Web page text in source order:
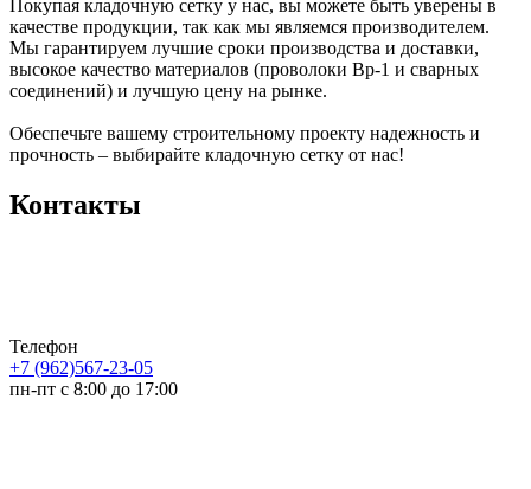
Покупая кладочную сетку у нас, вы можете быть уверены в
качестве продукции, так как мы являемся производителем.
Мы гарантируем лучшие сроки производства и доставки,
высокое качество материалов (проволоки Вр-1 и сварных
соединений) и лучшую цену на рынке.
Обеспечьте вашему строительному проекту надежность и
прочность – выбирайте кладочную сетку от нас!
Контакты
Телефон
+7 (962)567-23-05
пн-пт с 8:00 до 17:00